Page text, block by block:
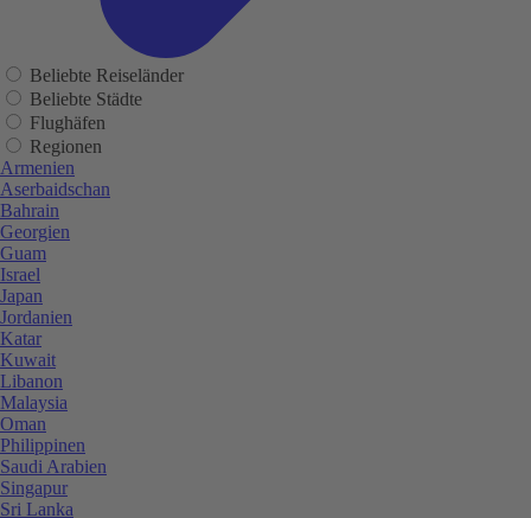
Beliebte Reiseländer
Beliebte Städte
Flughäfen
Regionen
Armenien
Aserbaidschan
Bahrain
Georgien
Guam
Israel
Japan
Jordanien
Katar
Kuwait
Libanon
Malaysia
Oman
Philippinen
Saudi Arabien
Singapur
Sri Lanka